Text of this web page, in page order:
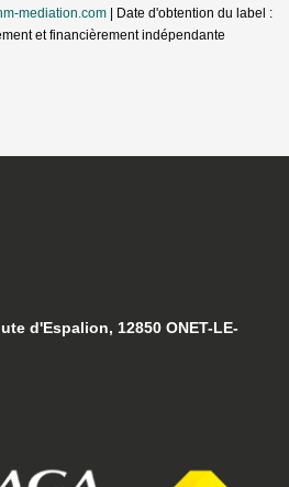
mediation.com | Date d'obtention du label :
et financièrement indépendante
d'Espalion, 12850 ONET-LE-